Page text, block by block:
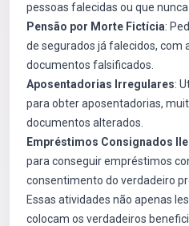
pessoas falecidas ou que
Pensão por Morte Fictícia:
de segurados já falecidos, com
documentos falsificados.
Aposentadorias Irregulares:
para obter aposentadorias,
documentos alterados.
Empréstimos Consignados
para conseguir empréstimos
consentimento do verdadeiro
Essas atividades não apenas
colocam os verdadeiros